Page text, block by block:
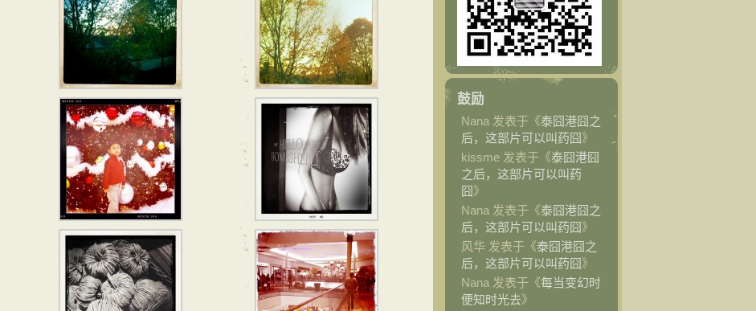
鼓励
Nana 发表于《泰囧港囧之
后，这部片可以叫药囧》
kissme 发表于《泰囧港囧
之后，这部片可以叫药
囧》
Nana 发表于《泰囧港囧之
后，这部片可以叫药囧》
风华 发表于《泰囧港囧之
后，这部片可以叫药囧》
Nana 发表于《每当变幻时
便知时光去》